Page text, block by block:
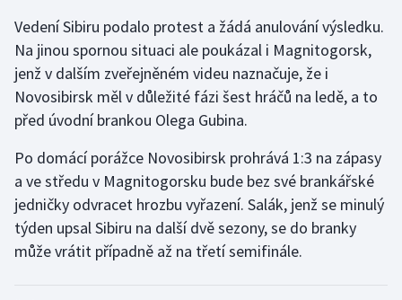
Lezení
Lyže a snowboard
Motorsport
Olympijské hry
Vedení Sibiru podalo protest a žádá anulování výsledku.
Na jinou spornou situaci ale poukázal i Magnitogorsk,
jenž v dalším zveřejněném videu naznačuje, že i
Novosibirsk měl v důležité fázi šest hráčů na ledě, a to
před úvodní brankou Olega Gubina.
Po domácí porážce Novosibirsk prohrává 1:3 na zápasy
a ve středu v Magnitogorsku bude bez své brankářské
jedničky odvracet hrozbu vyřazení. Salák, jenž se minulý
týden upsal Sibiru na další dvě sezony, se do branky
může vrátit případně až na třetí semifinále.